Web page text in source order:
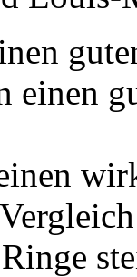
einen